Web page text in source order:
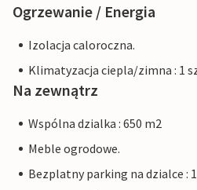
Ogrzewanie / Energia
Izolacja caloroczna.
Klimatyzacja ciepla/zimna : 1
Na zewnątrz
Wspólna dzialka : 650 m2
Meble ogrodowe.
Bezplatny parking na dzialce :